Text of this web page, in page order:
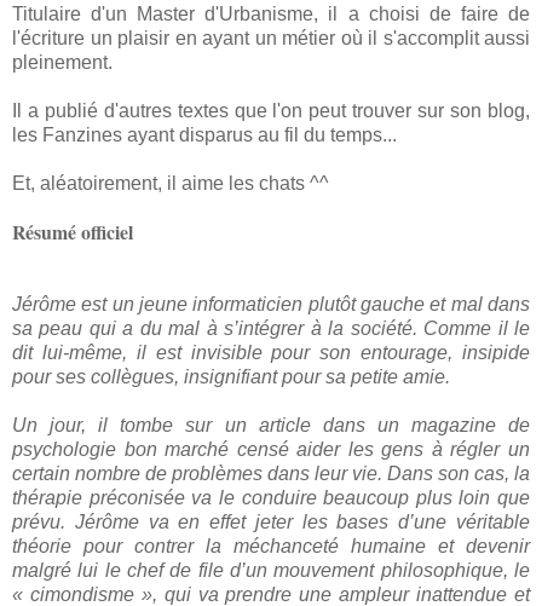
Titulaire d'un Master d'Urbanisme, il a choisi de faire de
l'écriture un plaisir en ayant un métier où il s'accomplit aussi
pleinement.
Il a publié d'autres textes que l'on peut trouver sur son blog,
les Fanzines ayant disparus au fil du temps...
Et, aléatoirement, il aime les chats ^^
Résumé officiel
Jérôme est un jeune informaticien plutôt gauche et mal dans
sa peau qui a du mal à s’intégrer à la société. Comme il le
dit lui-même, il est invisible pour son entourage, insipide
pour ses collègues, insignifiant pour sa petite amie.
Un jour, il tombe sur un article dans un magazine de
psychologie bon marché censé aider les gens à régler un
certain nombre de problèmes dans leur vie. Dans son cas, la
thérapie préconisée va le conduire beaucoup plus loin que
prévu. Jérôme va en effet jeter les bases d’une véritable
théorie pour contrer la méchanceté humaine et devenir
malgré lui le chef de file d’un mouvement philosophique, le
« cimondisme », qui va prendre une ampleur inattendue et